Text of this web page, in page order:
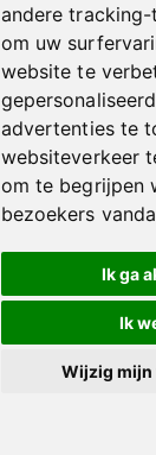
andere
om uw
website te
advertenties te
websiteverkeer
om te begrijpen
bezoekers
Ik ga
Ik
Wijzig mijn